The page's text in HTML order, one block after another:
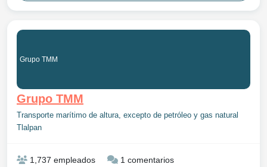
Grupo TMM
Grupo TMM
Transporte marítimo de altura, excepto de petróleo y gas natural
Tlalpan
1,737 empleados 1 comentarios